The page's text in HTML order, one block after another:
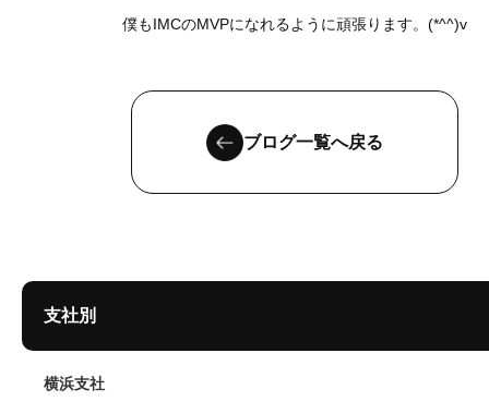
僕もIMCのMVPになれるように頑張ります。(*^^)v
ブログ一覧へ戻る
支社別
横浜支社